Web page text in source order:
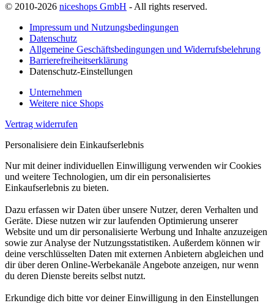
© 2010-2026 niceshops GmbH - All rights reserved.
Impressum und Nutzungsbedingungen
Datenschutz
Allgemeine Geschäftsbedingungen und Widerrufsbelehrung
Barrierefreiheitserklärung
Datenschutz-Einstellungen
Unternehmen
Weitere nice Shops
Vertrag widerrufen
Personalisiere dein Einkaufserlebnis
Nur mit deiner individuellen Einwilligung verwenden wir Cookies
und weitere Technologien, um dir ein personalisiertes
Einkaufserlebnis zu bieten.
Dazu erfassen wir Daten über unsere Nutzer, deren Verhalten und
Geräte. Diese nutzen wir zur laufenden Optimierung unserer
Website und um dir personalisierte Werbung und Inhalte anzuzeigen
sowie zur Analyse der Nutzungsstatistiken. Außerdem können wir
deine verschlüsselten Daten mit externen Anbietern abgleichen und
dir über deren Online-Werbekanäle Angebote anzeigen, nur wenn
du deren Dienste bereits selbst nutzt.
Erkundige dich bitte vor deiner Einwilligung in den Einstellungen